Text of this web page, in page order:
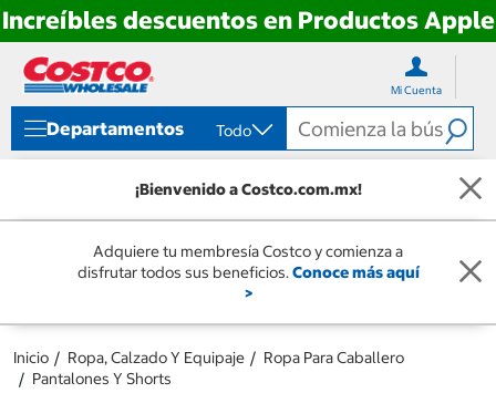
Increíbles descuentos en Productos Apple
directo
contenido
directo
menú
navegación
Mi Cuenta
Departamentos Todo
¡Bienvenido a Costco.com.mx!
Adquiere tu membresía Costco y comienza a
disfrutar todos sus beneficios.Conoce más aquí
>
Inicio Ropa, Calzado Y Equipaje
Ropa Para Caballero
Pantalones Y Shorts